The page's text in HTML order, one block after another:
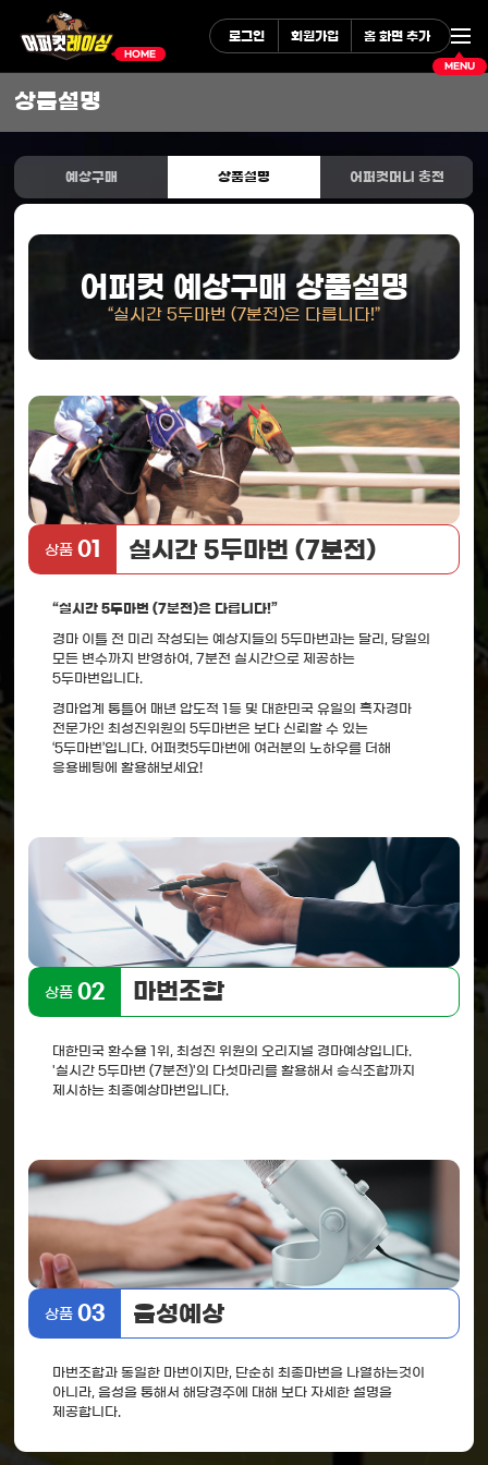
로그인 회원가입 홈 화면 추가
MENU
상품설명
예상구매 상품설명 어퍼컷머니 충전
어퍼컷 예상구매 상품설명
“실시간 5두마번 (7분전)은 다릅니다!”
상품 01 실시간 5두마번 (7분전)
“실시간 5두마번 (7분전)은 다릅니다!”
경마 이틀 전 미리 작성되는 예상지들의 5두마번과는 달리, 당일의
모든 변수까지 반영하여, 7분전 실시간으로 제공하는
5두마번입니다.
경마업계 통틀어 매년 압도적 1등 및 대한민국 유일의 흑자경마
전문가인 최성진위원의 5두마번은 보다 신뢰할 수 있는
‘5두마번’입니다. 어퍼컷5두마번에 여러분의 노하우를 더해
응용베팅에 활용해보세요!
상품 02 마번조합
대한민국 환수율 1위, 최성진 위원의 오리지널 경마예상입니다.
'실시간 5두마번 (7분전)'의 다섯마리를 활용해서 승식조합까지
제시하는 최종예상마번입니다.
상품 03 음성예상
마번조합과 동일한 마번이지만, 단순히 최종마번을 나열하는것이
아니라, 음성을 통해서 해당경주에 대해 보다 자세한 설명을
제공합니다.